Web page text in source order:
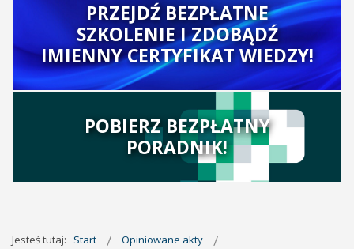
PRZEJDŹ BEZPŁATNE
SZKOLENIE I ZDOBĄDŹ
IMIENNY CERTYFIKAT WIEDZY!
POBIERZ BEZPŁATNY
PORADNIK!
Jesteś tutaj: Start
Opiniowane akty